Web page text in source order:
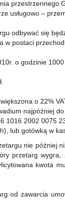
przestrzennego
usługowo –
odbywać się
w postaci
o godzinie
o 22%
najpóźniej
1016 2002 0075
lub gotówką w
nie później
przetarg
kwota
od zawarcia